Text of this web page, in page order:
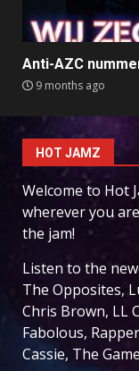
Anti-AZC
9 months ago
HOT JAMZ
Welcome to Hot
wherever you
the jam!
Listen to the
The Opposites,
Chris Brown, LL
Fabolous,
Cassie, The